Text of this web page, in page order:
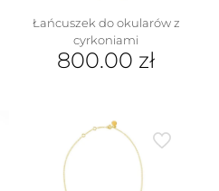
Łańcuszek do okularów z
cyrkoniami
800.00 zł